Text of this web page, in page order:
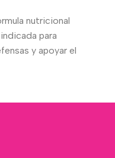
nutricional
para
y apoyar el